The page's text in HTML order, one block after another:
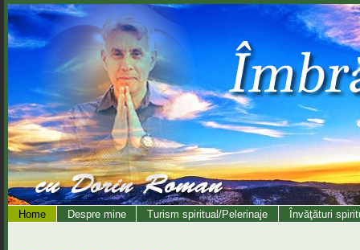
Home Despre mine Turism spiritual/Pelerinaje Învăţături